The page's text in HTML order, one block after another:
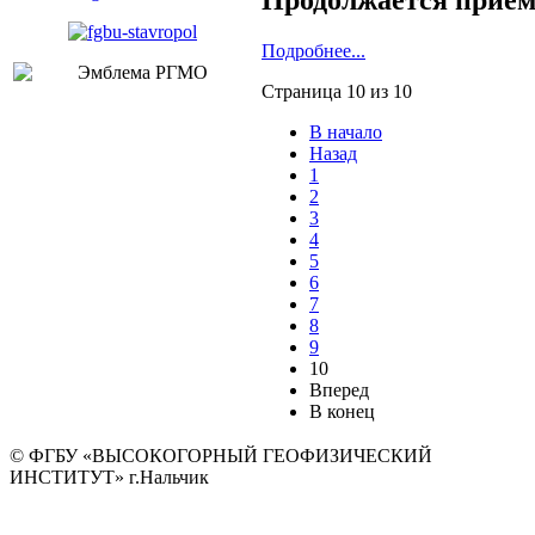
Подробнее...
Страница 10 из 10
В начало
Назад
1
2
3
4
5
6
7
8
9
10
Вперед
В конец
© ФГБУ «ВЫСОКОГОРНЫЙ ГЕОФИЗИЧЕСКИЙ
ИНСТИТУТ» г.Нальчик